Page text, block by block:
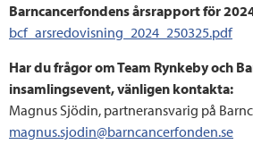
Barncancerfondens årsrapport för
bcf_arsredovisning_2024_250325.pdf
Har du frågor om Team Rynkeby och
insamlingsevent, vänligen kontakta:
Magnus Sjödin, partneransvarig på
magnus.sjodin@barncancerfonden.se